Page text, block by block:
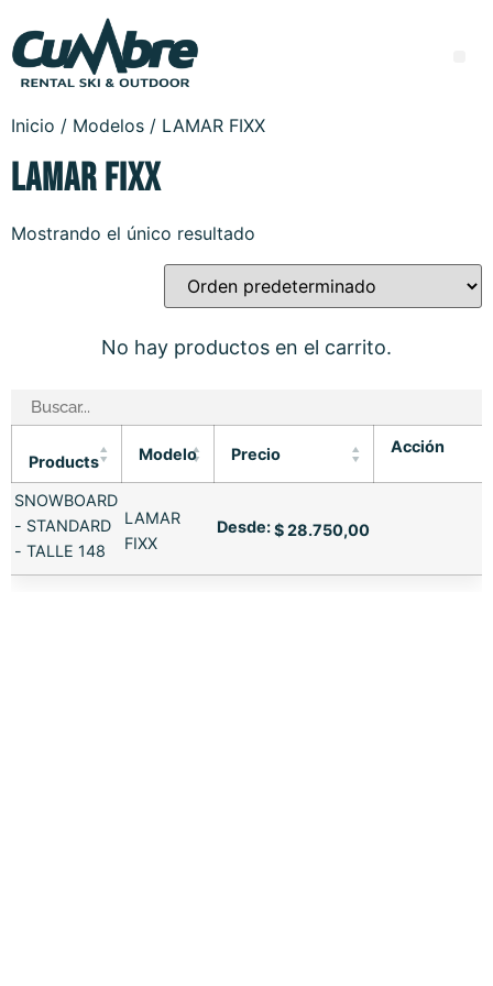
Inicio / Modelos / LAMAR FIXX
LAMAR FIXX
Mostrando el único resultado
No hay productos en el carrito.
Products Modelo Precio Acción
SNOWBOARD
- STANDARD
- TALLE 148
LAMAR
FIXX
Desde:$28.750,00